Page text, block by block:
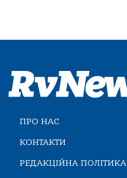
ПРО НАС
КОНТАКТИ
РЕДАКЦІЙНА ПОЛІТИКА